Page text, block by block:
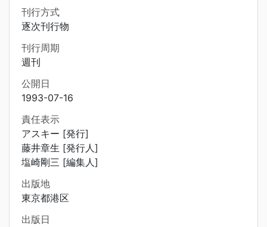
刊行方式
逐次刊行物
刊行周期
週刊
公開日
1993-07-16
責任表示
アスキー [発行]
藤井章生 [発行人]
塩崎剛三 [編集人]
出版地
東京都港区
出版日